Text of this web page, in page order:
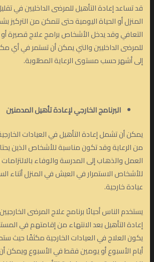
قد تساعد إعادة التأهيل للمرضى الداخليين في
المنزل أو الحياة اليومية حتى تتمكن من
التعافي وقد يدخل الأشخاص برامج علاج قصيرة
للمرضى الداخليين والتي يمكن أن تستمر في أي
إلى أشهر حسب مستوى الرعاية المطلوبة.
البرنامج الخارجي لإعادة تأهيل المدمنين
يمكن أن تشمل إعادة التأهيل في العيادات
من الرعاية وقد تكون مناسبة للأشخاص الذين
العمل والذهاب إلى المدرسة والوفاء
للأشخاص الاستمرار في العيش في المنزل أثناء
عيادة خارجية.
يستخدم الناس أحيانًا برنامج علاج المرضى
إعادة التأهيل بعد الانتهاء من إقامتهم في
يكون العلاج في العيادات الخارجية مكثفًا حيث
أيام الأسبوع أو يومين فقط في الأسبوع ويمكن